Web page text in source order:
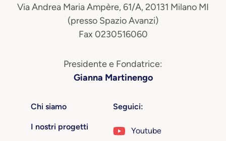
Via Andrea Maria Ampère, 61/A, 20131 Milano MI
(presso Spazio Avanzi)
Fax 0230516060
Presidente e Fondatrice:
Gianna Martinengo
Chi siamo
I nostri progetti
Seguici:
Youtube